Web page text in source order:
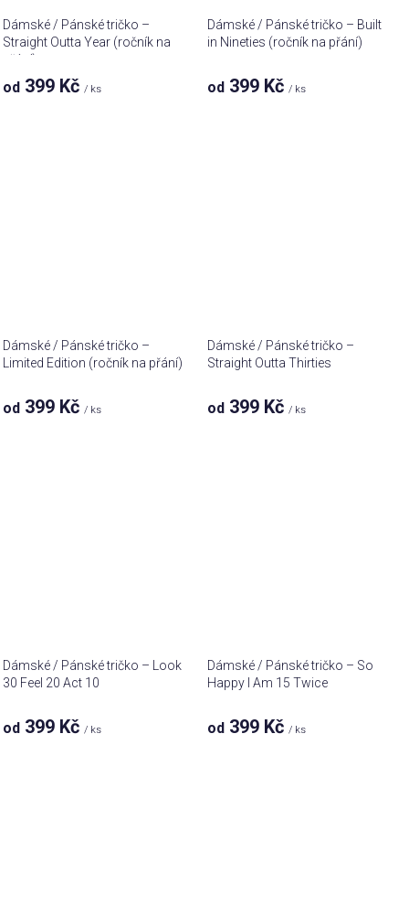
Dámské / Pánské tričko –
Straight Outta Year (ročník na
přání)
od 399 Kč/ ks
Dámské / Pánské tričko – Built
in Nineties (ročník na přání)
od 399 Kč/ ks
Dámské / Pánské tričko –
Limited Edition (ročník na přání)
od 399 Kč / ks
Dámské / Pánské tričko –
Straight Outta Thirties
od 399 Kč / ks
Dámské / Pánské tričko – Look
30 Feel 20 Act 10
od 399 Kč/ ks
Dámské / Pánské tričko – So
Happy I Am 15 Twice
od 399 Kč/ ks